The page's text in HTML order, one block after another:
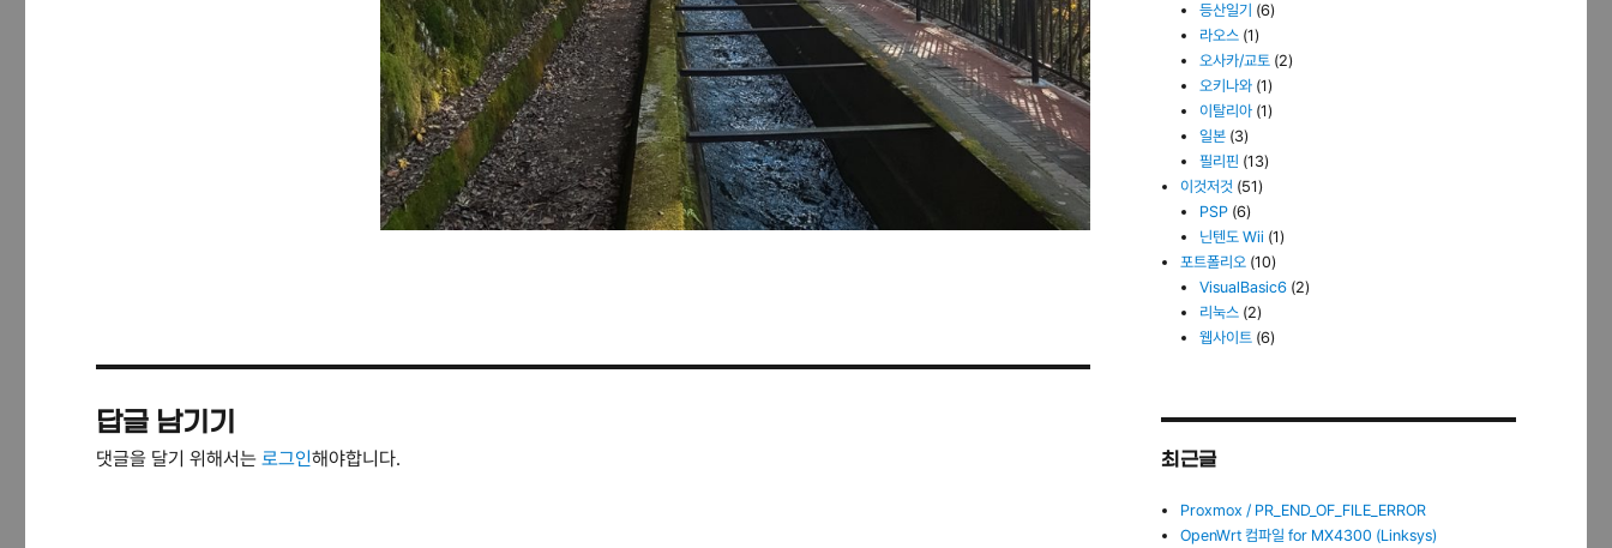
답글 남기기
댓글을 달기 위해서는로그인해야합니다.
등산일기 (6)
라오스 (1)
오사카/교토 (2)
오키나와 (1)
이탈리아 (1)
일본 (3)
필리핀 (13)
이것저것 (51)
PSP (6)
닌텐도 Wii (1)
포트폴리오 (10)
VisualBasic6 (2)
리눅스 (2)
웹사이트 (6)
최근글
Proxmox / PR_END_OF_FILE_ERROR
OpenWrt 컴파일 for MX4300 (Linksys)